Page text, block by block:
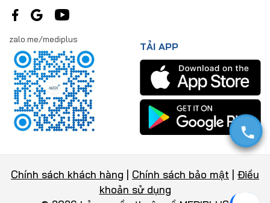
zalo.me/mediplus
TẢI APP
Chính sách khách hàng Chính sách bảo mật
Điều
khoản sử dụng